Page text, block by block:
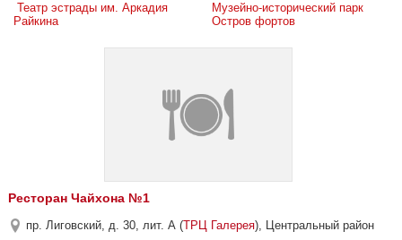
Райкина
Музейно-исторический парк
Остров фортов
Ресторан Чайхона №1
пр. Лиговский, д. 30, лит. А (ТРЦ Галерея), Центральный район